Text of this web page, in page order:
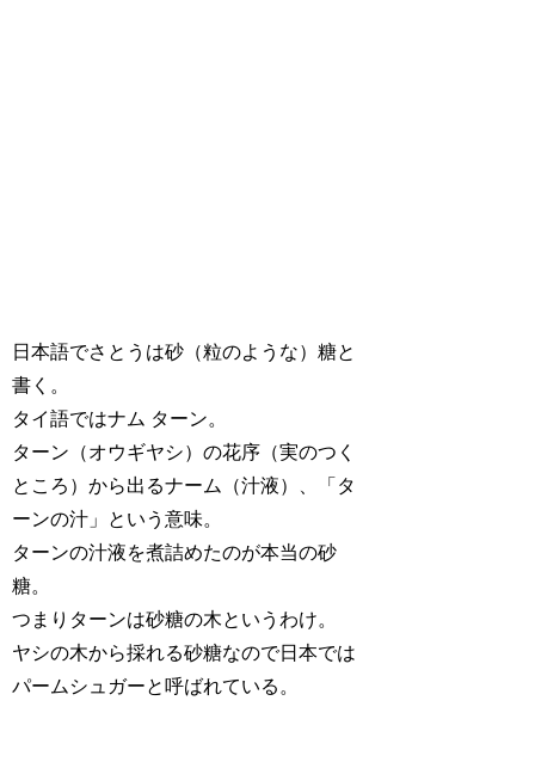
日本語でさとうは砂（粒のような）糖と
書く。
タイ語ではナム ターン。
ターン（オウギヤシ）の花序（実のつく
ところ）から出るナーム（汁液）、「タ
ーンの汁」という意味。
ターンの汁液を煮詰めたのが本当の砂
糖。
つまりターンは砂糖の木というわけ。
ヤシの木から採れる砂糖なので日本では
パームシュガーと呼ばれている。